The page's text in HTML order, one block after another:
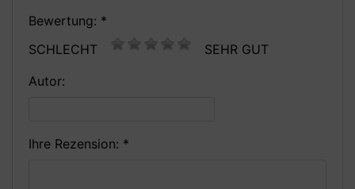
Bewertung: *
SCHLECHT
SEHR GUT
Autor:
Ihre Rezension: *